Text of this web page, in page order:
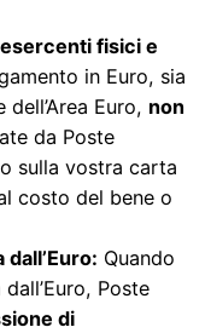
fisici e
in Euro, sia
Euro, non
da Poste
sulla vostra carta
costo del bene o
Quando
Poste
di